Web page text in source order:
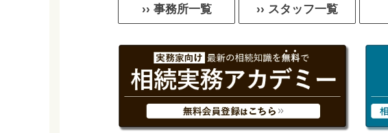
›› 事務所一覧 ›› スタッフ一覧